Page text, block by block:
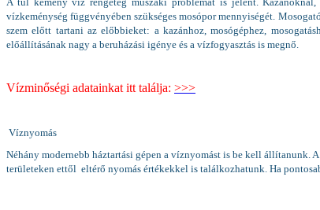
vízkeménység függvényében szükséges mosópor mennyiségét.
szem előtt tartani az előbbieket: a kazánhoz, mosógéphez,
előállításának nagy a beruházási igénye és a vízfogyasztás is megnő.
Vízminőségi adatainkat itt találja: >>>
Víznyomás
Néhány modernebb háztartási gépen a víznyomást is be kell állítanunk.
területeken ettől eltérő nyomás értékekkel is találkozhatunk. Ha